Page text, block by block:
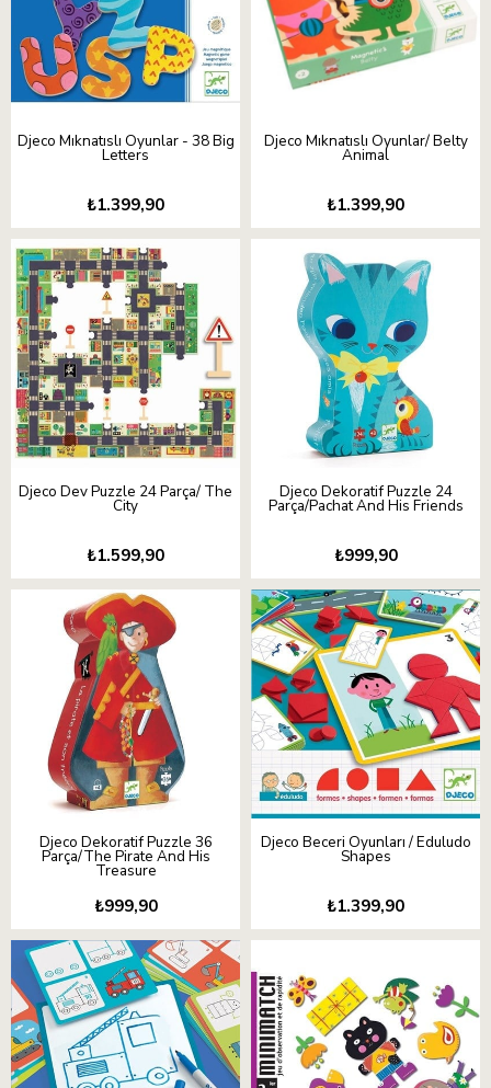
Djeco Mıknatıslı Oyunlar - 38 Big
Letters
₺1.399,90
Djeco Mıknatıslı Oyunlar/ Belty
Animal
₺1.399,90
Djeco Dev Puzzle 24 Parça/ The
City
₺1.599,90
Djeco Dekoratif Puzzle 24
Parça/Pachat And His Friends
₺999,90
Djeco Dekoratif Puzzle 36
Parça/The Pirate And His
Treasure
₺999,90
Djeco Beceri Oyunları / Eduludo
Shapes
₺1.399,90